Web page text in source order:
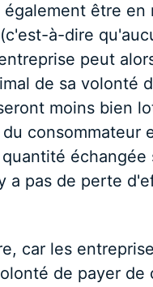
être
à-dire
peut
de sa volonté
moins bien
consommateur
échangée
a pas de perte
car les
de payer de